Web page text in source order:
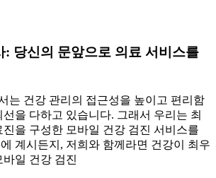
: 당신의 문앞으로 의료 서비스를
는 건강 관리의 접근성을 높이고 편리함
을 다하고 있습니다. 그래서 우리는 최
을 구성한 모바일 건강 검진 서비스를
계시든지, 저희와 함께라면 건강이 최우
일 건강 검진